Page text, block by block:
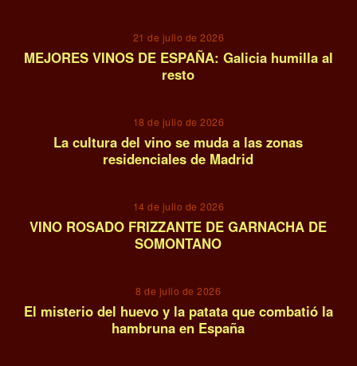
21 de julio de 2026
MEJORES VINOS DE ESPAÑA: Galicia humilla al
resto
18 de julio de 2026
La cultura del vino se muda a las zonas
residenciales de Madrid
14 de julio de 2026
VINO ROSADO FRIZZANTE DE GARNACHA DE
SOMONTANO
8 de julio de 2026
El misterio del huevo y la patata que combatió la
hambruna en España